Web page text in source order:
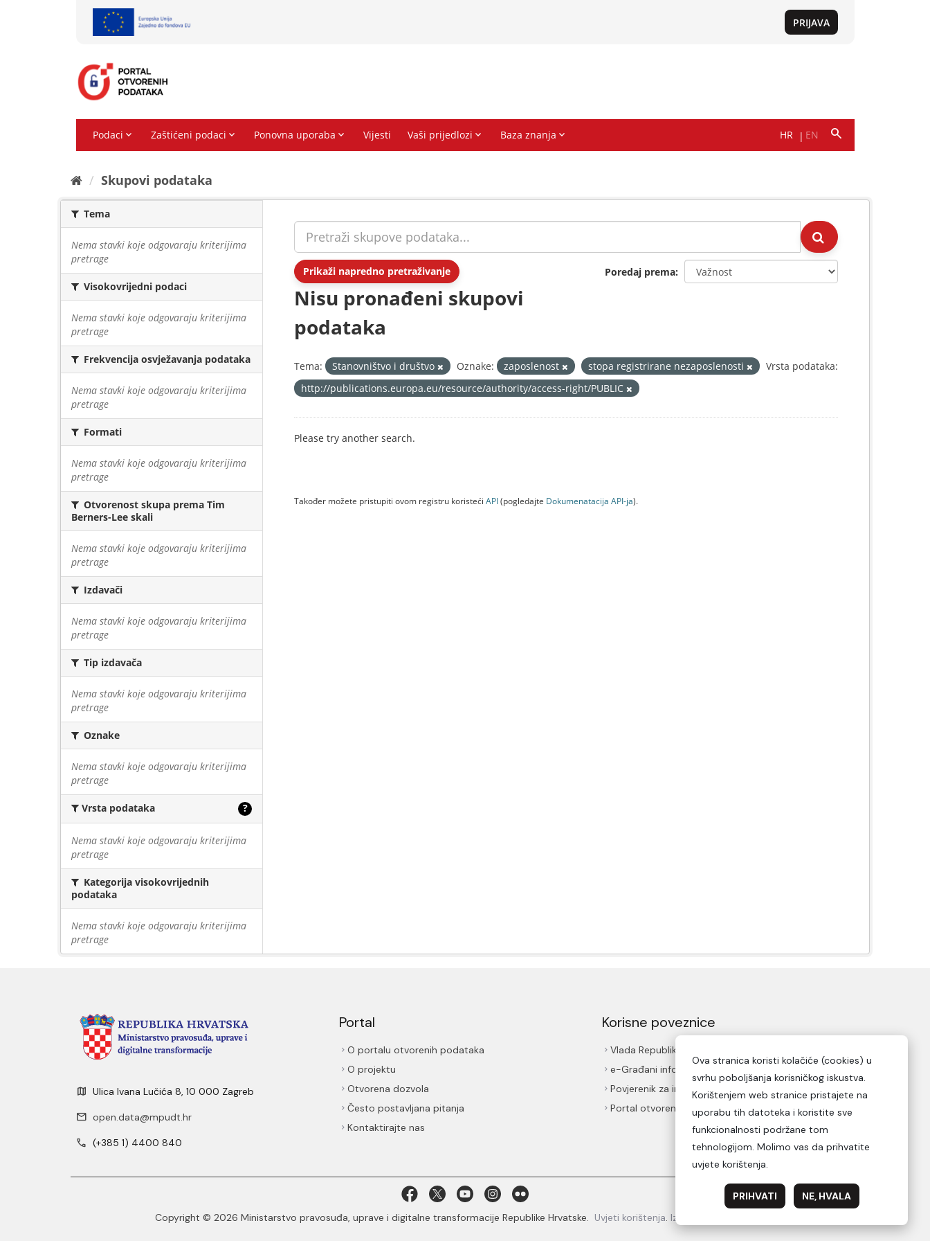
Skupovi podаtаkа
Tema
Nema stavki koje odgovaraju kriterijima
pretrage
Visokovrijedni podaci
Nema stavki koje odgovaraju kriterijima
pretrage
Frekvencija osvježavanja podataka
Nema stavki koje odgovaraju kriterijima
pretrage
Formati
Nema stavki koje odgovaraju kriterijima
pretrage
Otvorenost skupa prema Tim
Berners-Lee skali
Nema stavki koje odgovaraju kriterijima
pretrage
Izdavači
Nema stavki koje odgovaraju kriterijima
pretrage
Tip izdavača
Nema stavki koje odgovaraju kriterijima
pretrage
Oznake
Nema stavki koje odgovaraju kriterijima
pretrage
Vrsta podataka ?
Nema stavki koje odgovaraju kriterijima
pretrage
Kategorija visokovrijednih
podataka
Nema stavki koje odgovaraju kriterijima
pretrage
Prikaži napredno pretraživanje Poredaj prema
Nisu pronađeni skupovi
podataka
Tema: Stanovništvo i društvo Oznake: zaposlenost stopa registrirane nezaposlenosti
Vrsta podataka:
http://publications.europa.eu/resource/authority/access-right/PUBLIC
Please try another search.
Također možete pristupiti ovom registru koristeći API(pogledajte Dokumenаtаcijа API-jа).